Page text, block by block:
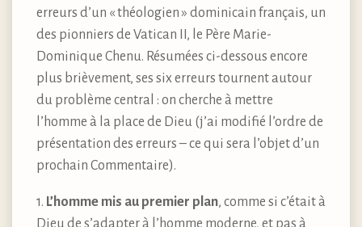
erreurs d’un « théologien » dominicain français, un
des pionniers de Vatican II, le Père Marie-
Dominique Chenu. Résumées ci-dessous encore
plus brièvement, ses six erreurs tournent autour
du problème central : on cherche à mettre
l’homme à la place de Dieu (j’ai modifié l’ordre de
présentation des erreurs – ce qui sera l’objet d’un
prochain Commentaire).
1. L’homme mis au premier plan, comme si c’était à